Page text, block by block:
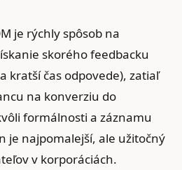
je rýchly spôsob na
skorého feedbacku
kratší čas odpovede), zatiaľ
na konverziu do
formálnosti a záznamu
je najpomalejší, ale užitočný
v korporáciách.